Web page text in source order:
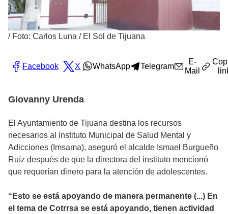
/ Foto: Carlos Luna / El Sol de Tijuana
Facebook X WhatsApp Telegram
E-
Mail
Giovanny Urenda
El Ayuntamiento de Tijuana destina los recursos
necesarios al Instituto Municipal de Salud Mental y
Adicciones (Imsama), aseguró el alcalde Ismael Burgueño
Ruíz después de que la directora del instituto mencionó
que requerían dinero para la atención de adolescentes.
“Esto se está apoyando de manera permanente (...) En
el tema de Cotrrsa se está apoyando, tienen actividad